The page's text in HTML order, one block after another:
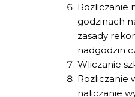
Rozliczanie
godzinach
zasady
nadgodzin
Wliczanie
Rozliczanie
naliczanie